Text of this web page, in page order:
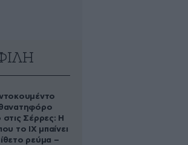
στις Σέρρες: Η
το ΙΧ μπαίνει
ρεύμα –